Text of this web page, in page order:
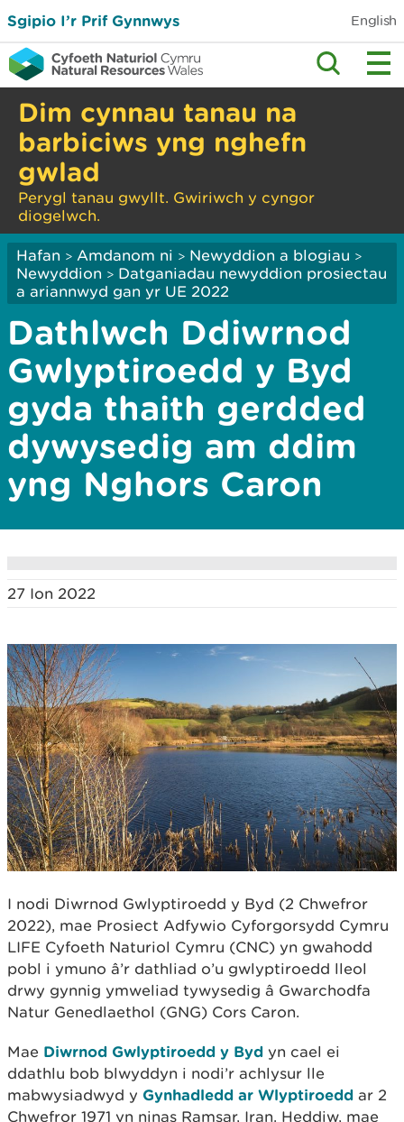
Sgipio I’r Prif Gynnwys English
Dim cynnau tanau na
barbiciws yng nghefn
gwlad
Perygl tanau gwyllt. Gwiriwch y cyngor
diogelwch.
Hafan > Amdanom ni > Newyddion a blogiau >
Newyddion > Datganiadau newyddion prosiectau
a ariannwyd gan yr UE 2022
Dathlwch Ddiwrnod
Gwlyptiroedd y Byd
gyda thaith gerdded
dywysedig am ddim
yng Nghors Caron
27 Ion 2022
I nodi Diwrnod Gwlyptiroedd y Byd (2 Chwefror
2022), mae Prosiect Adfywio Cyforgorsydd Cymru
LIFE Cyfoeth Naturiol Cymru (CNC) yn gwahodd
pobl i ymuno â’r dathliad o’u gwlyptiroedd lleol
drwy gynnig ymweliad tywysedig â Gwarchodfa
Natur Genedlaethol (GNG) Cors Caron.
Mae Diwrnod Gwlyptiroedd y Byd yn cael ei
ddathlu bob blwyddyn i nodi’r achlysur lle
mabwysiadwyd y Gynhadledd ar Wlyptiroedd ar 2
Chwefror 1971 yn ninas Ramsar, Iran. Heddiw, mae